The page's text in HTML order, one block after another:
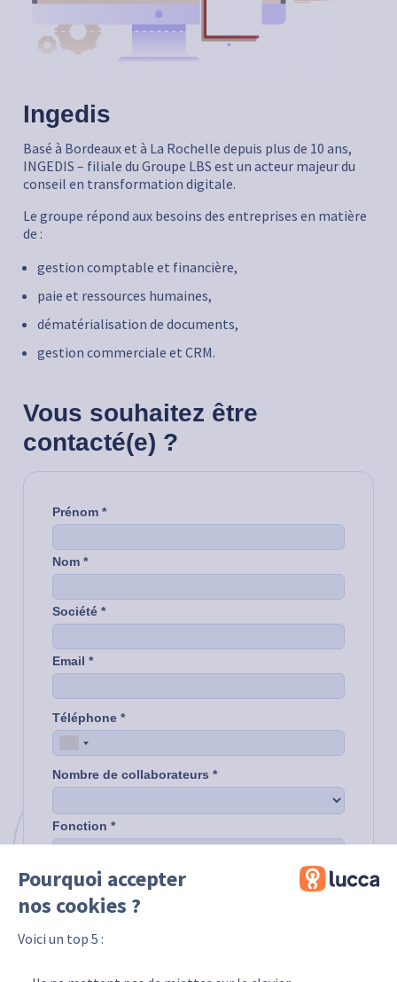
Pourquoi accepter
nos cookies ?
Voici un top 5 :
Ingedis
Basé à Bordeaux et à La Rochelle depuis plus de 10 ans,
INGEDIS – filiale du Groupe LBS est un acteur majeur du
conseil en transformation digitale.
Le groupe répond aux besoins des entreprises en matière
de :
gestion comptable et financière,
paie et ressources humaines,
dématérialisation de documents,
gestion commerciale et CRM.
Vous souhaitez être
contacté(e) ?